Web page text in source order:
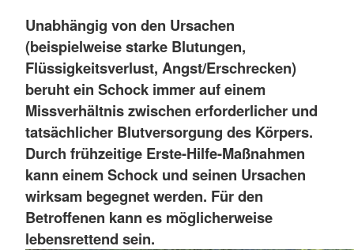
Unabhängig von den Ursachen
(beispielweise starke Blutungen,
Flüssigkeitsverlust, Angst/Erschrecken)
beruht ein Schock immer auf einem
Missverhältnis zwischen erforderlicher und
tatsächlicher Blutversorgung des Körpers.
Durch frühzeitige Erste-Hilfe-Maßnahmen
kann einem Schock und seinen Ursachen
wirksam begegnet werden. Für den
Betroffenen kann es möglicherweise
lebensrettend sein.